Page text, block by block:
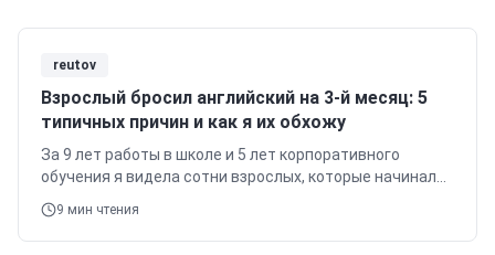
reutov
Взрослый бросил английский на 3-й месяц: 5
типичных причин и как я их обхожу
За 9 лет работы в школе и 5 лет корпоративного
обучения я видела сотни взрослых, которые начинали
учить английский, а потом бросали.
9 мин чтения